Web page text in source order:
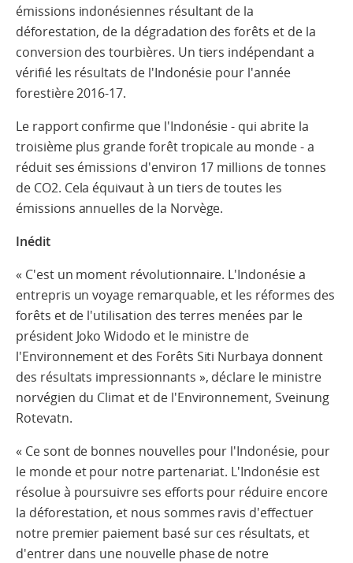
émissions indonésiennes résultant de la
déforestation, de la dégradation des forêts et de la
conversion des tourbières. Un tiers indépendant a
vérifié les résultats de l'Indonésie pour l'année
forestière 2016-17.
Le rapport confirme que l'Indonésie - qui abrite la
troisième plus grande forêt tropicale au monde - a
réduit ses émissions d'environ 17 millions de tonnes
de CO2. Cela équivaut à un tiers de toutes les
émissions annuelles de la Norvège.
Inédit
« C'est un moment révolutionnaire. L'Indonésie a
entrepris un voyage remarquable, et les réformes des
forêts et de l'utilisation des terres menées par le
président Joko Widodo et le ministre de
l'Environnement et des Forêts Siti Nurbaya donnent
des résultats impressionnants », déclare le ministre
norvégien du Climat et de l'Environnement, Sveinung
Rotevatn.
« Ce sont de bonnes nouvelles pour l'Indonésie, pour
le monde et pour notre partenariat. L'Indonésie est
résolue à poursuivre ses efforts pour réduire encore
la déforestation, et nous sommes ravis d'effectuer
notre premier paiement basé sur ces résultats, et
d'entrer dans une nouvelle phase de notre